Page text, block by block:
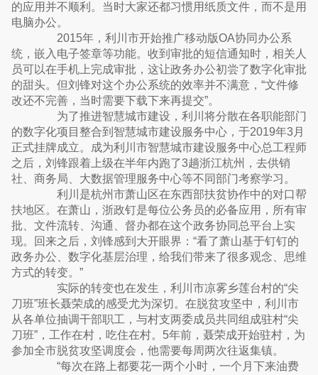
的应用并不顺利。当时大家还都习惯用纸质文件，而不是用
电脑办公。
2015年，利川市开始推广移动版OA协同办公系
统，嵌入电子签章等功能。收到审批的短信通知时，相关人
员可以在手机上完成审批，这让政务办公初尝了数字化审批
的甜头。但刘锋对这个办公系统的效率并不满意，“文件修
改还不完善，当时需要下载下来再提交”。
为了推进智慧城市建设，利川将分散在各职能部门
的数字化项目整合到智慧城市建设服务中心，于2019年3月
正式挂牌成立。成为利川市智慧城市建设服务中心总工程师
之后，刘锋跟着上级在半年内跑了3趟浙江杭州，去供销
社、商务局、大数据管理服务中心等不同部门考察学习。
利川是杭州市萧山区在东西部扶贫协作中的对口帮
扶地区。在萧山，浙政钉是每位公务员的必备应用，所有审
批、文件流转、沟通、督办都在这个政务协同总平台上实
现。回来之后，刘锋感到大开眼界：“看了萧山基于钉钉的
政务办公、数字化基层治理，给我们带来了很多观念、思维
方式的转变。”
实际的转变也在发生，利川市凉雾乡莲台村的“尖
刀班”班长聂荣成的感受尤为深切。在脱贫攻坚中，利川市
从各单位抽调干部职工，与村支两委成员共同组成驻村“尖
刀班”，工作在村，吃住在村。5年前，聂荣成开始驻村，为
参加全市脱贫攻坚调度会，他需要每周两次往返集镇。
“每次在路上都要花一两个小时，一个月下来油费